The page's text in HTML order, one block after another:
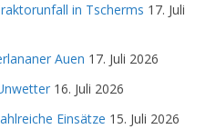
in Tscherms 17. Juli
Auen 17. Juli 2026
16. Juli 2026
Einsätze 15. Juli 2026